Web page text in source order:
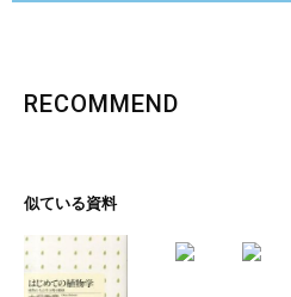
RECOMMEND
似ている資料